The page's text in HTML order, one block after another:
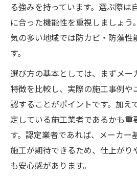
う
メーカー比較で見極める塗
外壁塗装の品質を左右
アステックペイントと
を解説
外壁塗装で重視すべき
較
外壁塗装メーカー選び
外壁塗装の施工事例から
る強みを持っています。選ぶ際は
に合った機能性を重視しましょう
気の多い地域では防カビ・防藻性
す。
選び方の基本としては、まずメー
特徴を比較し、実際の施工事例
認することがポイントです。加え
定している施工業者であるかも重
す。認定業者であれば、メーカー
施工が期待できるため、仕上がり
も安心感があります。